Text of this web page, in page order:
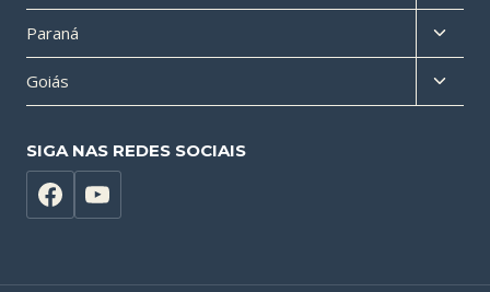
menu
filho
Paraná
menu
filho
Goiás
menu
SIGA NAS REDES SOCIAIS